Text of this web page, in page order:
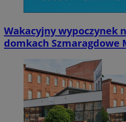
Wakacyjny wypoczynek
domkach Szmaragdowe